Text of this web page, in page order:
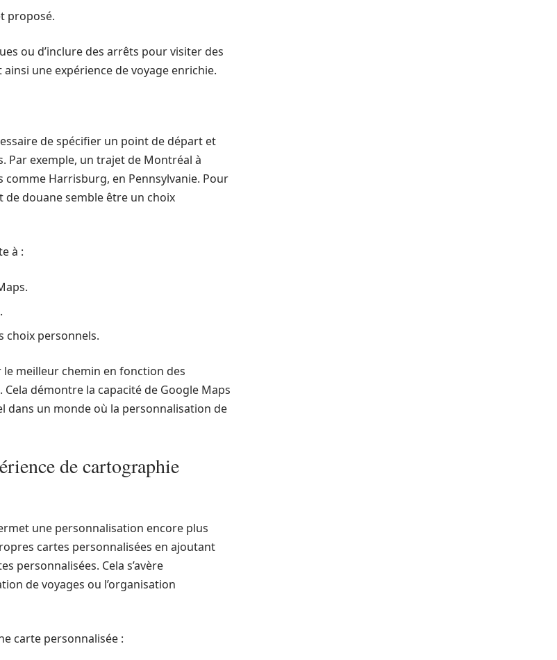
proposé.
ou d’inclure des arrêts pour visiter des
une expérience de voyage enrichie.
de spécifier un point de départ et
Par exemple, un trajet de Montréal à
Harrisburg, en Pennsylvanie. Pour
de douane semble être un choix
à :
choix personnels.
meilleur chemin en fonction des
démontre la capacité de Google Maps
dans un monde où la personnalisation de
de cartographie
une personnalisation encore plus
cartes personnalisées en ajoutant
personnalisées. Cela s’avère
de voyages ou l’organisation
carte personnalisée :